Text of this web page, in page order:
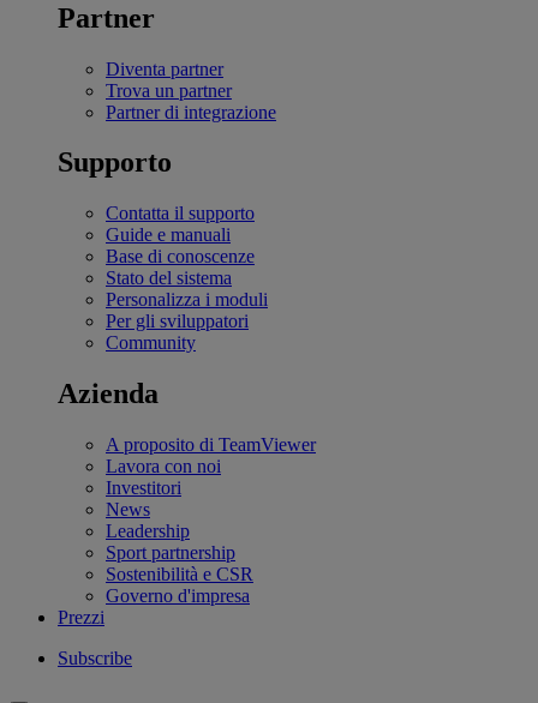
Partner
Diventa partner
Trova un partner
Partner di integrazione
Supporto
Contatta il supporto
Guide e manuali
Base di conoscenze
Stato del sistema
Personalizza i moduli
Per gli sviluppatori
Community
Azienda
A proposito di TeamViewer
Lavora con noi
Investitori
News
Leadership
Sport partnership
Sostenibilità e CSR
Governo d'impresa
Prezzi
Subscribe